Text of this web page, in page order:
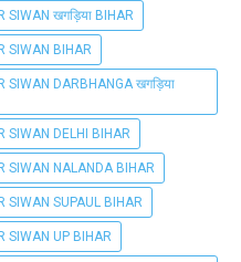
SIWAN खगड़िया BIHAR
SIWAN BIHAR
SIWAN DARBHANGA खगड़िया
SIWAN DELHI BIHAR
SIWAN NALANDA BIHAR
SIWAN SUPAUL BIHAR
SIWAN UP BIHAR